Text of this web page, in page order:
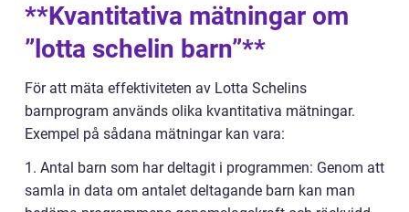
**Kvantitativa mätningar om
”lotta schelin barn”**
För att mäta effektiviteten av Lotta Schelins
barnprogram används olika kvantitativa mätningar.
Exempel på sådana mätningar kan vara:
1. Antal barn som har deltagit i programmen: Genom att
samla in data om antalet deltagande barn kan man